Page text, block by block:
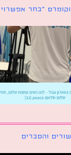
אפשרויות״